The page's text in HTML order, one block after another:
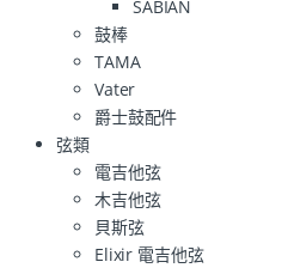
SABIAN
鼓棒
TAMA
Vater
爵士鼓配件
弦類
電吉他弦
木吉他弦
貝斯弦
Elixir 電吉他弦